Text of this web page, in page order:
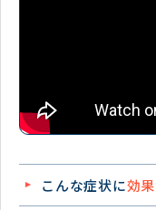
こんな症状に効果